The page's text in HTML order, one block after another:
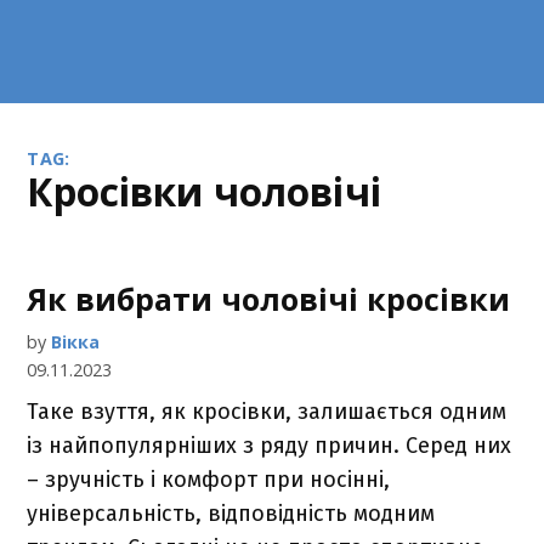
TAG:
кросівки чоловічі
Як вибрати чоловічі кросівки
by Вікка
09.11.2023
Таке взуття, як кросівки, залишається одним
із найпопулярніших з ряду причин. Серед них
– зручність і комфорт при носінні,
універсальність, відповідність модним